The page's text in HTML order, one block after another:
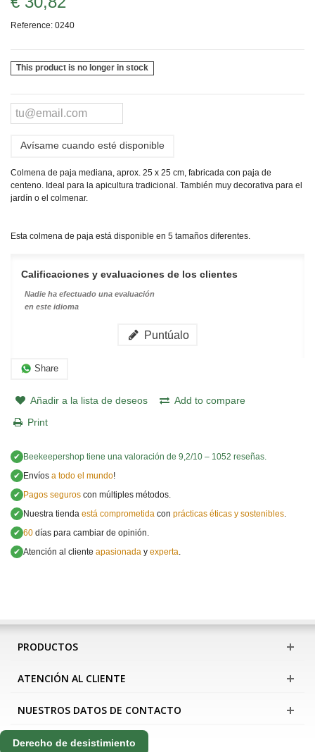
Reference: 0240
This product is no longer in stock
Avísame cuando esté disponible
Colmena de paja mediana, aprox. 25 x 25 cm, fabricada con paja de
centeno. Ideal para la apicultura tradicional. También muy decorativa para el
jardín o el colmenar.
Esta colmena de paja está disponible en 5 tamaños diferentes.
Calificaciones y evaluaciones de los clientes
Nadie ha efectuado una evaluación
en este idioma
Puntúalo
Share
Añadir a la lista de deseos
Add to compare
Print
✔ Beekeepershop tiene una valoración de 9,2/10 – 1052 reseñas.
✔ Envíos a todo el mundo!
✔ Pagos seguros con múltiples métodos.
✔ Nuestra tienda está comprometida con prácticas éticas y sostenibles
✔ 60 días para cambiar de opinión.
✔ Atención al cliente apasionada y experta
PRODUCTOS
ATENCIÓN AL CLIENTE
NUESTROS DATOS DE CONTACTO
Derecho de desistimiento